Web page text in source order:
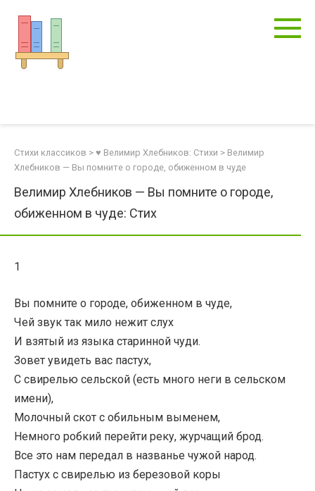
контенту
Стихи классиков > ♥ Велимир Хлебников: Стихи > Велимир
Хлебников — Вы помните о городе, обиженном в чуде
Велимир Хлебников — Вы помните о городе,
обиженном в чуде: Стих
1
Вы помните о городе, обиженном в чуде,
Чей звук так мило нежит слух
И взятый из языка старинной чуди.
Зовет увидеть вас пастух,
С свирелью сельской (есть много неги в сельском
имени),
Молочный скот с обильным выменем,
Немного робкий перейти реку, журчащий брод.
Все это нам передал в названье чужой народ.
Пастух с свирелью из березовой коры